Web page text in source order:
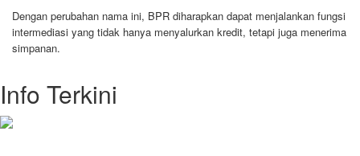
Dengan perubahan nama ini, BPR diharapkan dapat menjalankan fungsi
intermediasi yang tidak hanya menyalurkan kredit, tetapi juga menerima
simpanan.
Info Terkini